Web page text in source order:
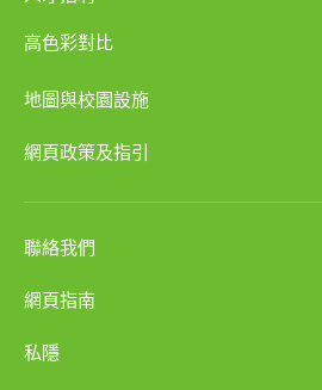
高色彩對比
地圖與校園設施
網頁政策及指引
聯絡我們
網頁指南
私隱